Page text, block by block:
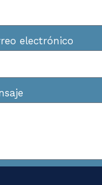
electrónico